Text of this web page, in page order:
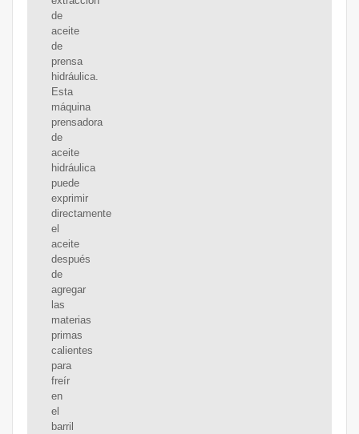
de
aceite
de
prensa
hidráulica.
Esta
máquina
prensadora
de
aceite
hidráulica
puede
exprimir
directamente
el
aceite
después
de
agregar
las
materias
primas
calientes
para
freír
en
el
barril